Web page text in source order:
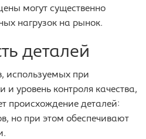
могут существенно
нагрузок на рынок.
деталей
используемых при
и уровень контроля качества,
происхождение деталей:
но при этом обеспечивают